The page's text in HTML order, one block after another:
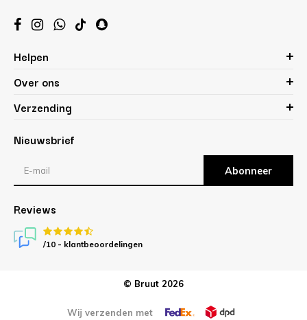
Helpen
Over ons
Verzending
Nieuwsbrief
Abonneer
Reviews
/10 - klantbeoordelingen
© Bruut 2026
Wij verzenden met